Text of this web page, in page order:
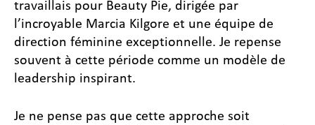
travaillais pour Beauty Pie, dirigée par
l’incroyable Marcia Kilgore et une équipe de
direction féminine exceptionnelle. Je repense
souvent à cette période comme un modèle de
leadership inspirant.
Je ne pense pas que cette approche soit